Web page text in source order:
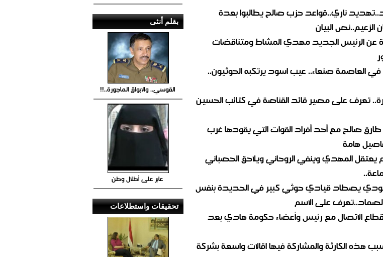
ناري..قواعد حزب صالح يطالبوا بعدة
البيان
عن الرئيس الجديد مهدي المشاط ومتناقضات
العاصمة صنعاء.. عيب اسود يرتكبه الحوثيون..
تعرف على مصير قائد القناصة في كتائب الحسين
صالح مع أحد أفراد القوات التي يقودها غرب
هامة
يعتقل المهدي وينفي الروحاني ويلاحق الحصباني
يصطاد قيادي حوثي كبير في الحديدة بنفس
على الاسم
الاتصال مع رئيس وأعضاء حكومة هادي بعد
هذه الكارثة والمشاركة فيها اقالات واسعة بشركة
بقلم أنثى
القوسي.. والابواق الماجورة..!!
عابر على أطلال وطن
تحقيقات واستطلاعات